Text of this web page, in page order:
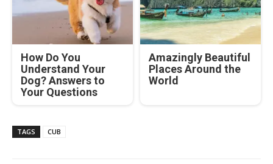
How Do You
Understand Your
Dog? Answers to
Your Questions
Amazingly Beautiful
Places Around the
World
TAGS CUB